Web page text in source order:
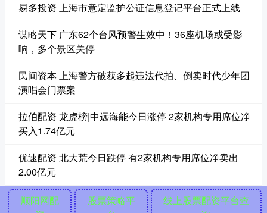
易多投资 上海市意定监护公证信息登记平台正式上线
谋略天下 广东62个台风预警生效中！36座机场或受影
响，多个景区关停
民间资本 上海警方破获多起违法代拍、倒卖时代少年团
演唱会门票案
拉伯配资 龙虎榜|中远海能今日涨停 2家机构专用席位净
买入1.74亿元
优速配资 北大荒今日跌停 有2家机构专用席位净卖出
2.00亿元
顺阳网配
股票策略平
线上股票配资平台查